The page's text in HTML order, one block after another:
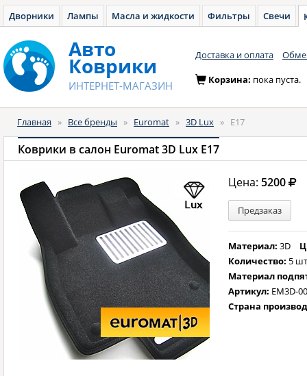
Дворники Лампы Масла и жидкости Фильтры Свечи
Авто
Коврики
ИНТЕРНЕТ-МАГАЗИН
Доставка и оплата
Корзина: пока пуста.
Главная » Все бренды » Euromat » 3D Lux » E17
Коврики в салон Euromat 3D Lux E17
Цена: 5200
Предзаказ
Материал:3D
Количество: 5
Материал
Артикул: EM3D-
Страна